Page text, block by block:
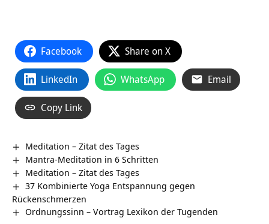
Facebook Share on X
LinkedIn WhatsApp Email
Copy Link
Meditation – Zitat des Tages
Mantra-Meditation in 6 Schritten
Meditation – Zitat des Tages
37 Kombinierte Yoga Entspannung gegen
Rückenschmerzen
Ordnungssinn – Vortrag Lexikon der Tugenden